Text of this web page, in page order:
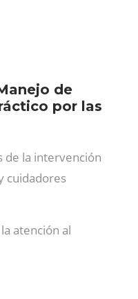
de
por las
de la intervención
cuidadores
atención al